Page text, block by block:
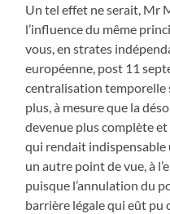
Un tel effet ne serait, Mr
l’influence du même
vous, en strates
européenne, post 11
centralisation temporelle
plus, à mesure que la
devenue plus complète et
qui rendait
un autre point de vue, à
puisque l’annulation du
barrière légale qui eût pu